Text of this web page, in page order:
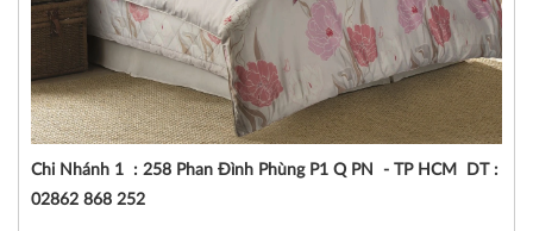
Chi Nhánh 1 : 258 Phan Đình Phùng P1 Q PN - TP HCM DT :
02862 868 252